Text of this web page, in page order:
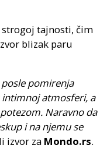
tajnosti, čim
blizak paru
posle pomirenja
intimnoj atmosferi, a
Naravno da
i na njemu se
izvor za Mondo.rs.